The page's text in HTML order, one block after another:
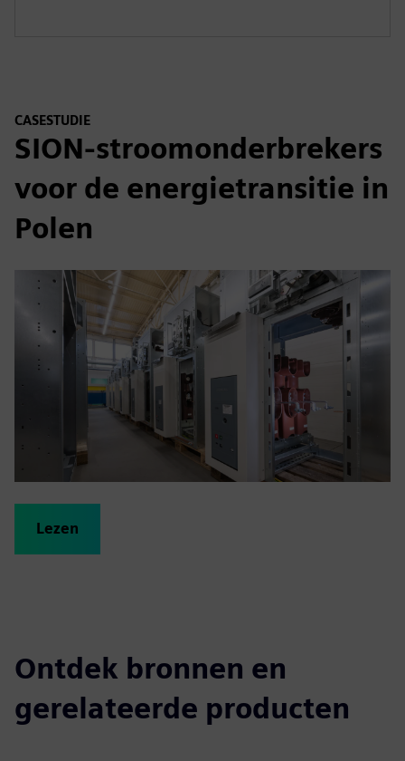
CASESTUDIE
SION-stroomonderbrekers
voor de energietransitie in
Polen
Lezen
Ontdek bronnen en
gerelateerde producten